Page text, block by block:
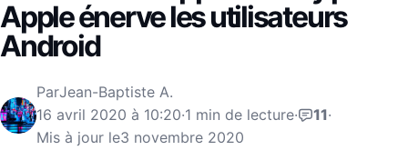
Apple énerve les utilisateurs
Android
ParJean-Baptiste A.
16 avril 2020 à 10:20·1 min de lecture· 11·
Mis à jour le3 novembre 2020